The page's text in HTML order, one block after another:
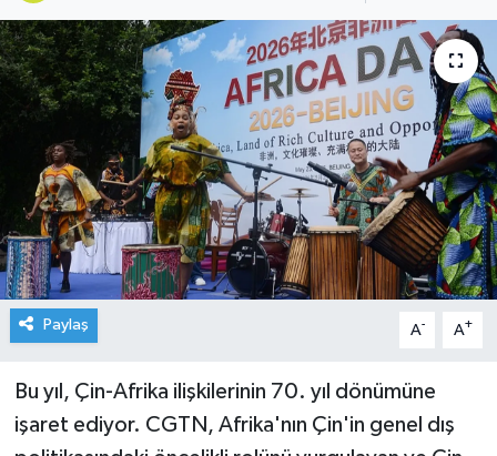
Paylaş A- A+
Bu yıl, Çin-Afrika ilişkilerinin 70. yıl dönümüne
işaret ediyor. CGTN, Afrika'nın Çin'in genel dış